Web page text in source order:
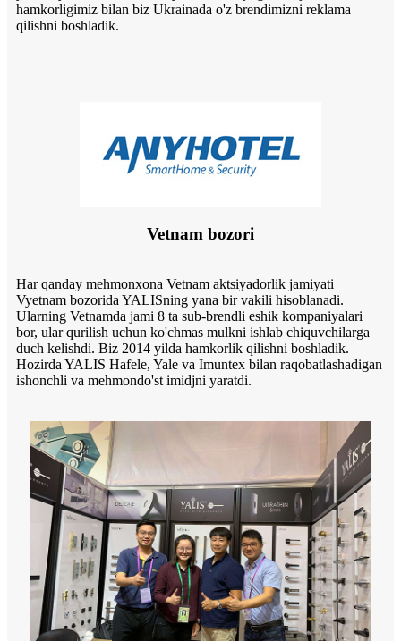
hamkorligimiz bilan biz Ukrainada o'z brendimizni reklama
qilishni boshladik.
Vetnam bozori
Har qanday mehmonxona Vetnam aktsiyadorlik jamiyati
Vyetnam bozorida YALISning yana bir vakili hisoblanadi.
Ularning Vetnamda jami 8 ta sub-brendli eshik kompaniyalari
bor, ular qurilish uchun ko'chmas mulkni ishlab chiquvchilarga
duch kelishdi. Biz 2014 yilda hamkorlik qilishni boshladik.
Hozirda YALIS Hafele, Yale va Imuntex bilan raqobatlashadigan
ishonchli va mehmondo'st imidjni yaratdi.